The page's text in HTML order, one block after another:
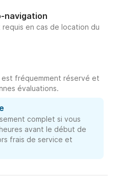
navigation
en cas de location du
fréquemment réservé et
évaluations.
complet si vous
avant le début de
frais de service et